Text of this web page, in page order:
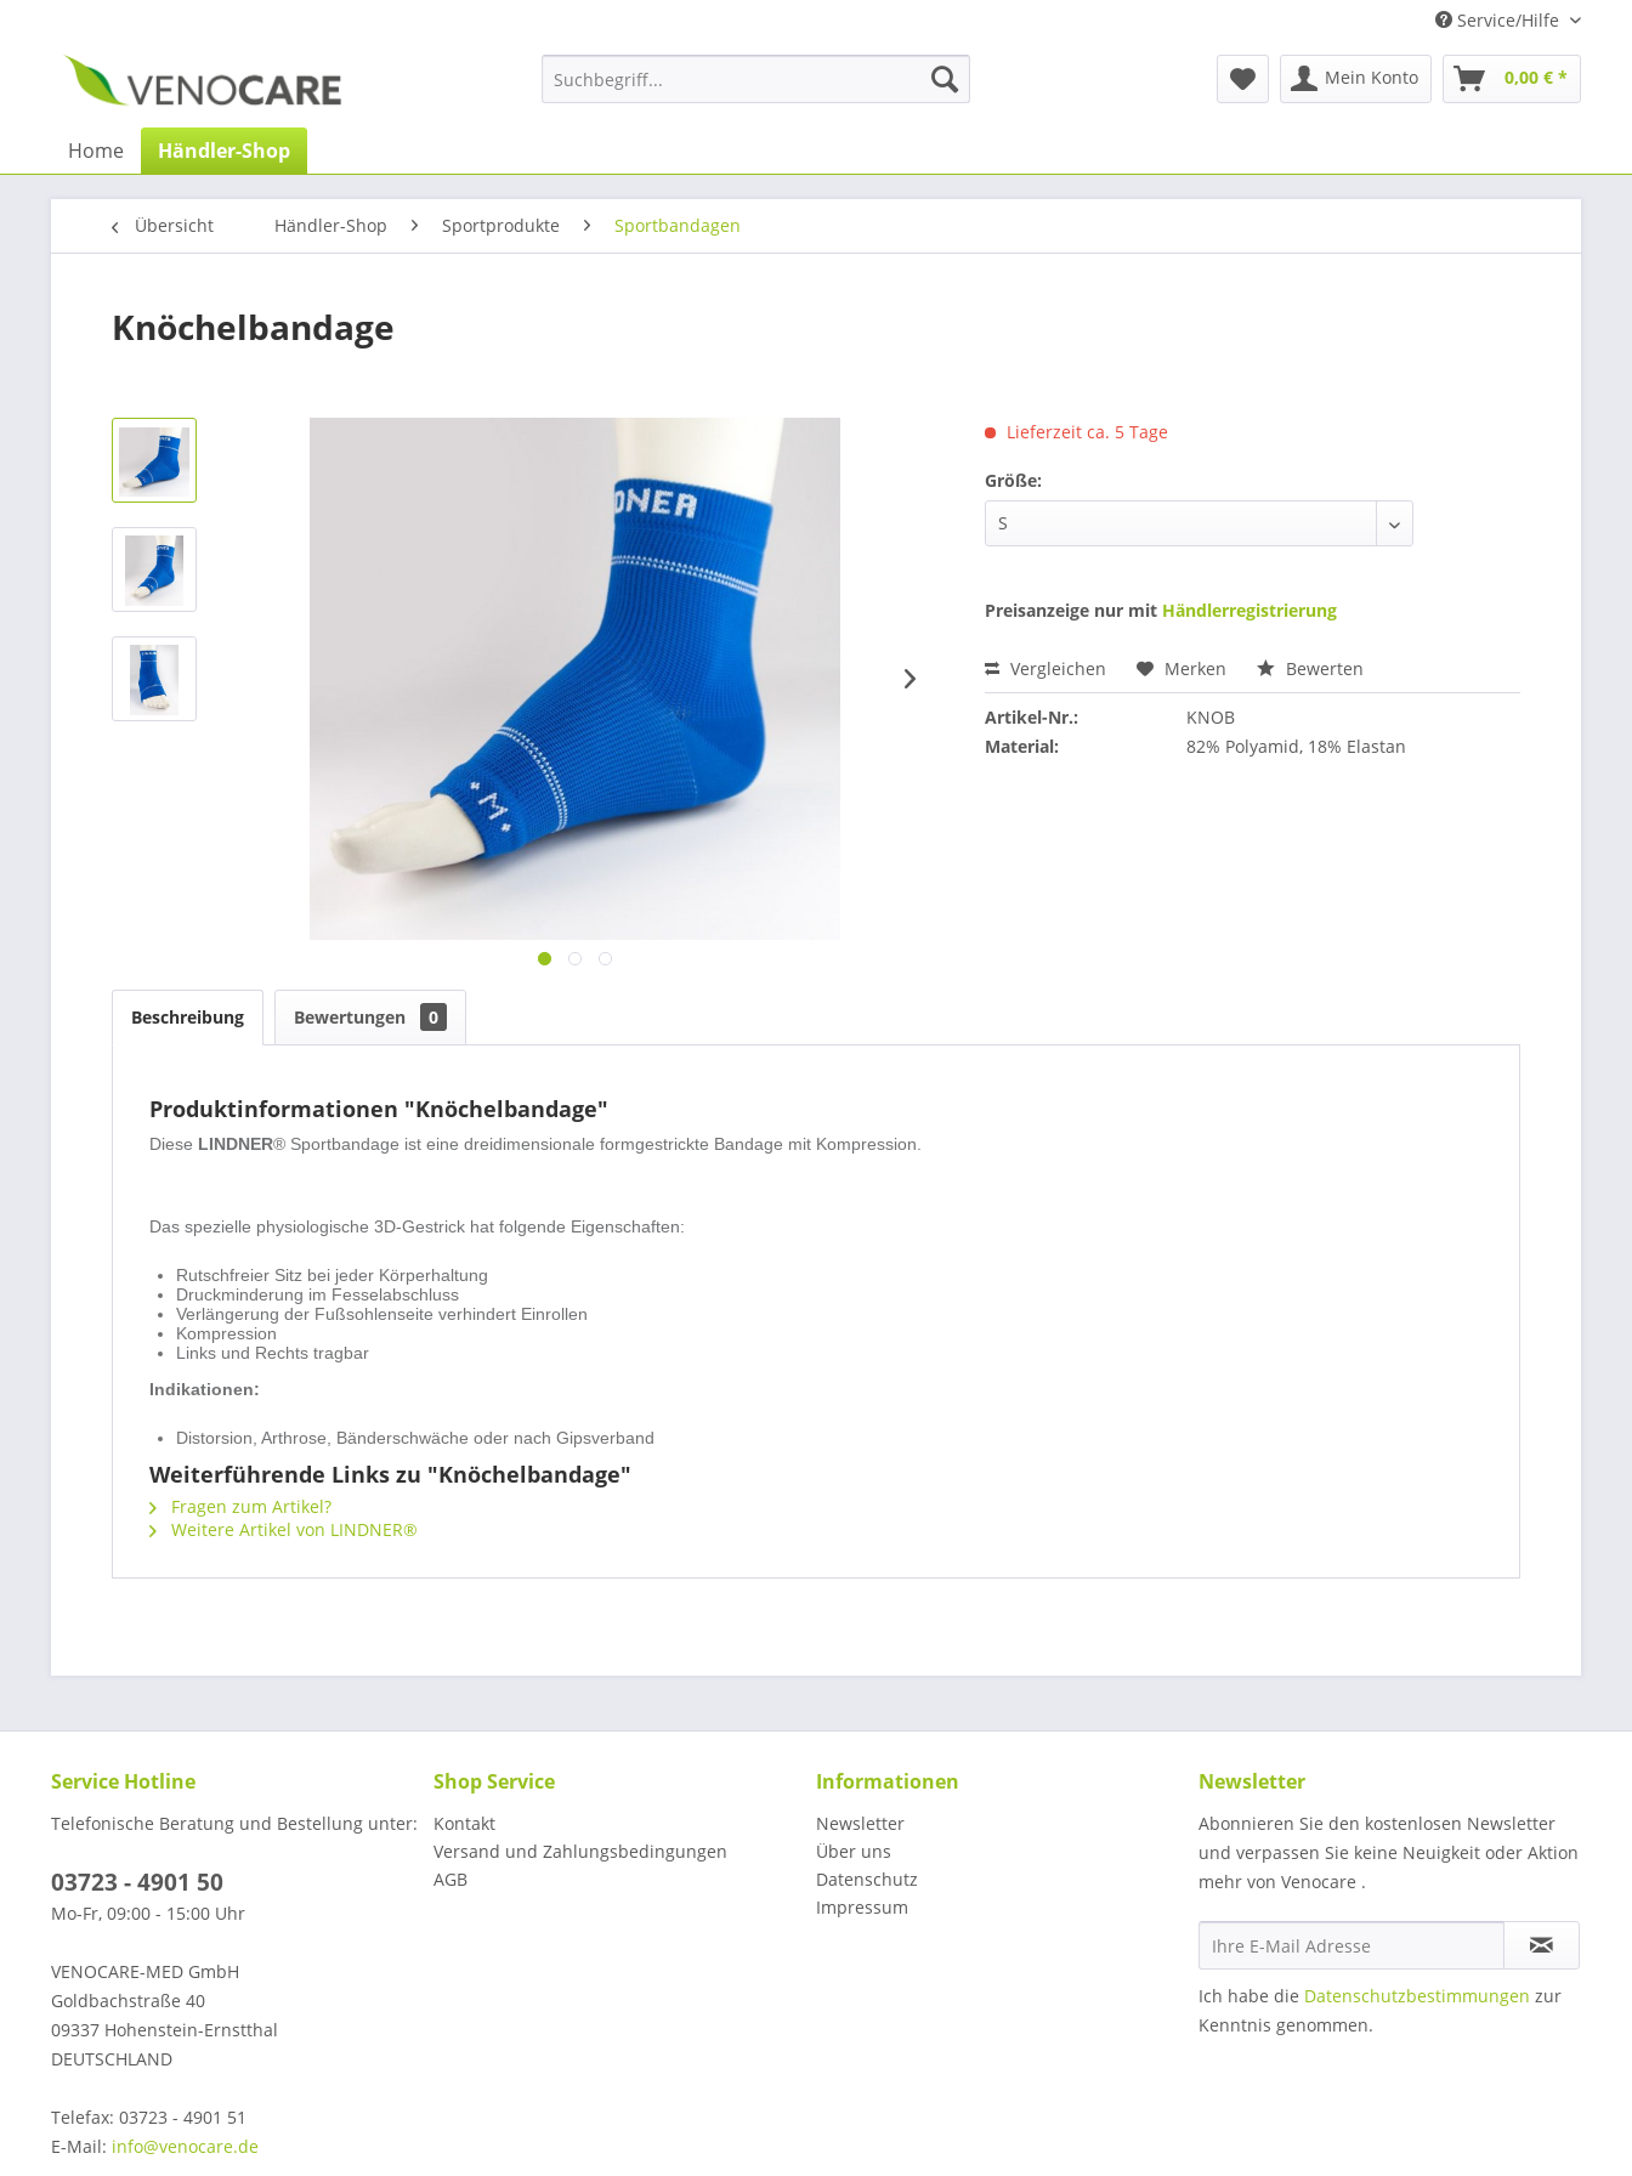
Service/Hilfe
Mein Konto 0,00 € *
Home Händler-Shop
Übersicht Händler-Shop Sportprodukte Sportbandagen
Knöchelbandage
Lieferzeit ca. 5 Tage
Größe:
Preisanzeige nur mit Händlerregistrierung
Vergleichen Merken Bewerten
Artikel-Nr.:
KNOB
Material:
82% Polyamid, 18% Elastan
Beschreibung Bewertungen 0
Produktinformationen "Knöchelbandage"
Diese LINDNER® Sportbandage ist eine dreidimensionale formgestrickte Bandage mit Kompression.
Das spezielle physiologische 3D-Gestrick hat folgende Eigenschaften:
Rutschfreier Sitz bei jeder Körperhaltung
Druckminderung im Fesselabschluss
Verlängerung der Fußsohlenseite verhindert Einrollen
Kompression
Links und Rechts tragbar
Indikationen:
Distorsion, Arthrose, Bänderschwäche oder nach Gipsverband
Weiterführende Links zu "Knöchelbandage"
Fragen zum Artikel?
Weitere Artikel von LINDNER®
Service Hotline
Telefonische Beratung und Bestellung unter:
03723 - 4901 50
Mo-Fr, 09:00 - 15:00 Uhr
VENOCARE-MED GmbH
Goldbachstraße 40
09337 Hohenstein-Ernstthal
DEUTSCHLAND
Telefax: 03723 - 4901 51
E-Mail: info@venocare.de
Shop Service
Kontakt
Versand und Zahlungsbedingungen
AGB
Informationen
Newsletter
Über uns
Datenschutz
Impressum
Newsletter
Abonnieren Sie den kostenlosen Newsletter
und verpassen Sie keine Neuigkeit oder Aktion
mehr von Venocare .
Ich habe die Datenschutzbestimmungen zur
Kenntnis genommen.